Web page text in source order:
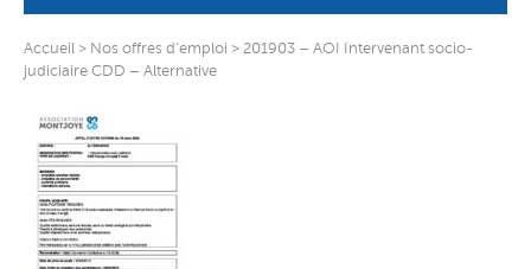
Accueil > Nos offres d’emploi > 201903 – AOI Intervenant socio-
judiciaire CDD – Alternative